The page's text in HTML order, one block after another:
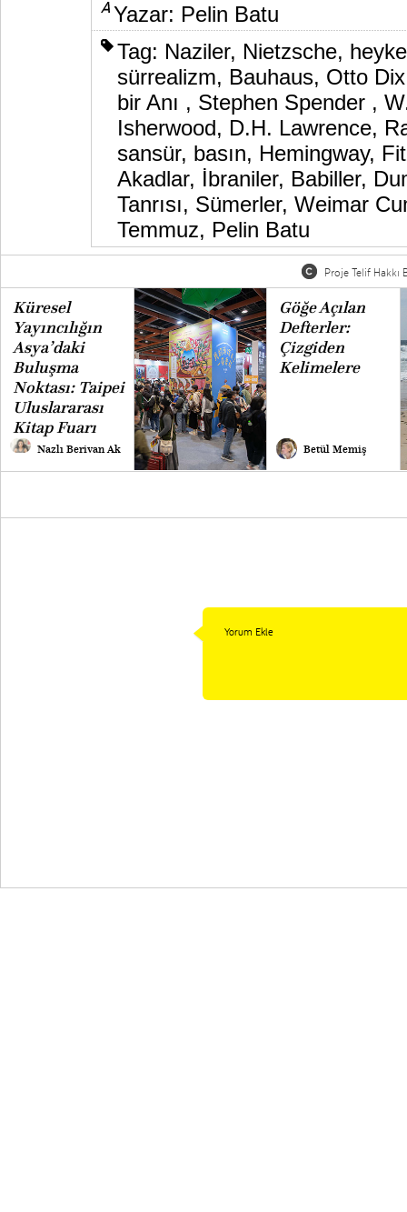
Yazar: Pelin Batu
Tag: Naziler, Nietzsche,
sürrealizm, Bauhaus, Otto
bir Anı , Stephen Spender ,
Isherwood, D.H. Lawrence,
sansür, basın, Hemingway,
Akadlar, İbraniler, Babiller,
Tanrısı, Sümerler, Weimar
Temmuz, Pelin Batu
Proje Telif Hakkı
Küresel
Yayıncılığın
Asya’daki
Buluşma
Noktası: Taipei
Uluslararası
Kitap Fuarı
Nazlı Berivan Ak
Göğe Açılan
Defterler:
Çizgiden
Kelimelere
Betül Memiş